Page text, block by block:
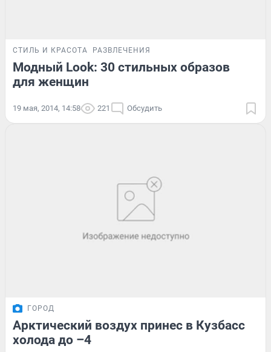
СТИЛЬ И КРАСОТА РАЗВЛЕЧЕНИЯ
Модный Look: 30 стильных образов
для женщин
19 мая, 2014, 14:58 221 Обсудить
ГОРОД
Арктический воздух принес в Кузбасс
холода до –4